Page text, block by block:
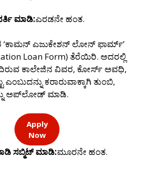
ಮಾಡಿ:ಎರಡನೇ ಹಂತ.
‘ಕಾಮನ್ ಎಜುಕೇಶನ್ ಲೋನ್ ಫಾರ್ಮ್’
Loan Form) ತೆರೆಯಿರಿ. ಅದರಲ್ಲಿ
ಕಾಲೇಜಿನ ವಿವರ, ಕೋರ್ಸ್ ಅವಧಿ,
ಕರಾರುವಾಕ್ಕಾಗಿ ತುಂಬಿ,
ಅಪ್‌ಲೋಡ್ ಮಾಡಿ.
Apply
Now
ಸಬ್ಮಿಟ್ ಮಾಡಿ:ಮೂರನೇ ಹಂತ.